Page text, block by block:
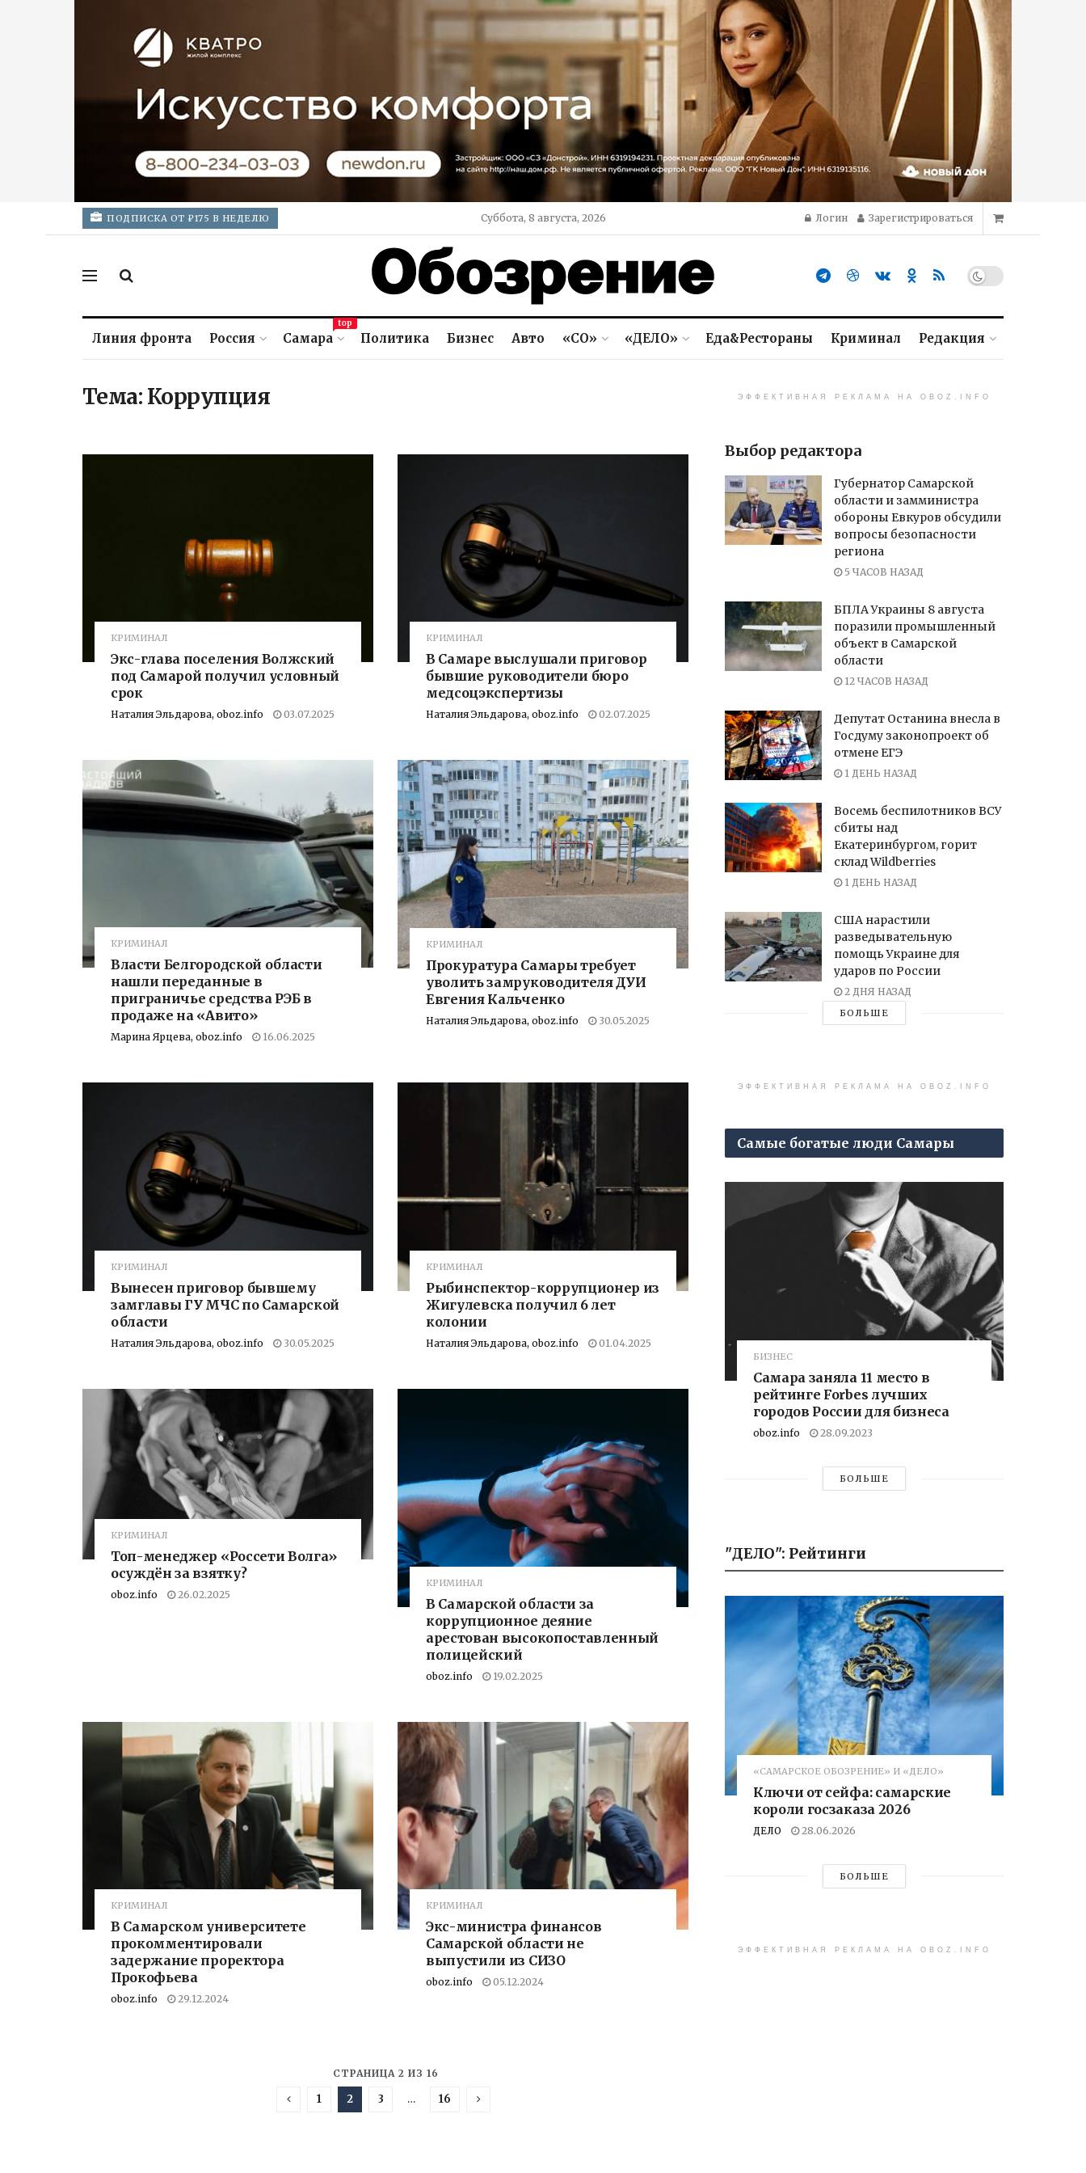
ПОДПИСКА ОТ ₽175 В НЕДЕЛЮ Суббота, 8 августа, 2026 Логин Зарегистрироваться
Линия фронта Россия Самара
top
Политика Бизнес Авто «СО» «ДЕЛО» Еда&Рестораны Криминал Редакция
Тема: Коррупция
КРИМИНАЛ
Экс-глава поселения Волжский
под Самарой получил условный
срок
Наталия Эльдарова, oboz.info 03.07.2025
КРИМИНАЛ
В Самаре выслушали приговор
бывшие руководители бюро
медсоцэкспертизы
Наталия Эльдарова, oboz.info 02.07.2025
КРИМИНАЛ
Власти Белгородской области
нашли переданные в
приграничье средства РЭБ в
продаже на «Авито»
Марина Ярцева, oboz.info 16.06.2025
КРИМИНАЛ
Прокуратура Самары требует
уволить замруководителя ДУИ
Евгения Кальченко
Наталия Эльдарова, oboz.info 30.05.2025
КРИМИНАЛ
Вынесен приговор бывшему
замглавы ГУ МЧС по Самарской
области
Наталия Эльдарова, oboz.info 30.05.2025
КРИМИНАЛ
Рыбинспектор-коррупционер из
Жигулевска получил 6 лет
колонии
Наталия Эльдарова, oboz.info 01.04.2025
КРИМИНАЛ
Топ-менеджер «Россети Волга»
осуждён за взятку?
oboz.info 26.02.2025
КРИМИНАЛ
В Самарской области за
коррупционное деяние
арестован высокопоставленный
полицейский
oboz.info 19.02.2025
КРИМИНАЛ
В Самарском университете
прокомментировали
задержание проректора
Прокофьева
oboz.info 29.12.2024
КРИМИНАЛ
Экс-министра финансов
Самарской области не
выпустили из СИЗО
oboz.info 05.12.2024
СТРАНИЦА 2 ИЗ 16
1 2 3 … 16
ЭФФЕКТИВНАЯ РЕКЛАМА НА OBOZ.INFO
Выбор редактора
Губернатор Самарской
области и замминистра
обороны Евкуров обсудили
вопросы безопасности
региона
5 ЧАСОВ НАЗАД
БПЛА Украины 8 августа
поразили промышленный
объект в Самарской
области
12 ЧАСОВ НАЗАД
Депутат Останина внесла в
Госдуму законопроект об
отмене ЕГЭ
1 ДЕНЬ НАЗАД
Восемь беспилотников ВСУ
сбиты над
Екатеринбургом, горит
склад Wildberries
1 ДЕНЬ НАЗАД
США нарастили
разведывательную
помощь Украине для
ударов по России
2 ДНЯ НАЗАД
БОЛЬШЕ
ЭФФЕКТИВНАЯ РЕКЛАМА НА OBOZ.INFO
Самые богатые люди Самары
БИЗНЕС
Самара заняла 11 место в
рейтинге Forbes лучших
городов России для бизнеса
oboz.info 28.09.2023
БОЛЬШЕ
"ДЕЛО": Рейтинги
«САМАРСКОЕ ОБОЗРЕНИЕ» И «ДЕЛО»
Ключи от сейфа: самарские
короли госзаказа 2026
ДЕЛО 28.06.2026
БОЛЬШЕ
ЭФФЕКТИВНАЯ РЕКЛАМА НА OBOZ.INFO